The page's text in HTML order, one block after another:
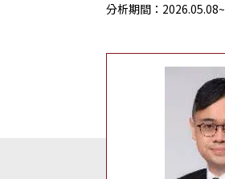
分析期間： 2026.05.08~